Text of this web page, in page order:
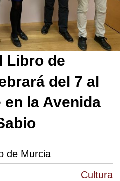
Cultura
Libro de
del 7 al
en la Avenida
de Murcia